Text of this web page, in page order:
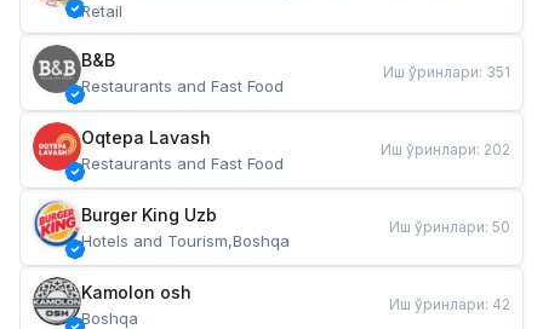
Retail
B&B
Restaurants and Fast Food
Иш ўринлари: 351
Oqtepa Lavash
Restaurants and Fast Food
Иш ўринлари: 202
Burger King Uzb
Hotels and Tourism,Boshqa
Иш ўринлари: 50
Kamolon osh
Boshqa
Иш ўринлари: 42